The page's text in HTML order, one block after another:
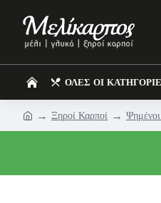
ΟΛΕΣ ΟΙ
Ξηροί Καρποί